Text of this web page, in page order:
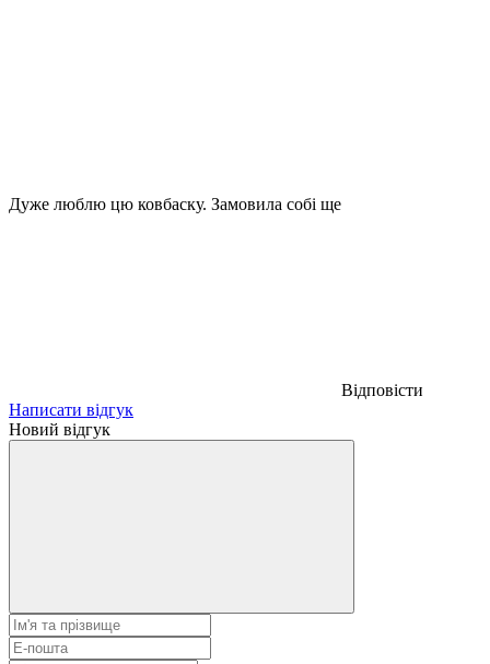
Дуже люблю цю ковбаску. Замовила собі ще
Відповісти
Написати відгук
Новий відгук